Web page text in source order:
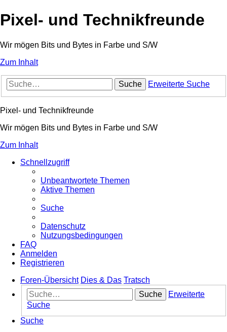
Pixel- und Technikfreunde
Wir mögen Bits und Bytes in Farbe und S/W
Zum Inhalt
Suche Erweiterte Suche
Pixel- und Technikfreunde
Wir mögen Bits und Bytes in Farbe und S/W
Zum Inhalt
Schnellzugriff
Unbeantwortete Themen
Aktive Themen
Suche
Datenschutz
Nutzungsbedingungen
FAQ
Anmelden
Registrieren
Foren-Übersicht Dies & Das Tratsch
Suche
Erweiterte
Suche
Suche